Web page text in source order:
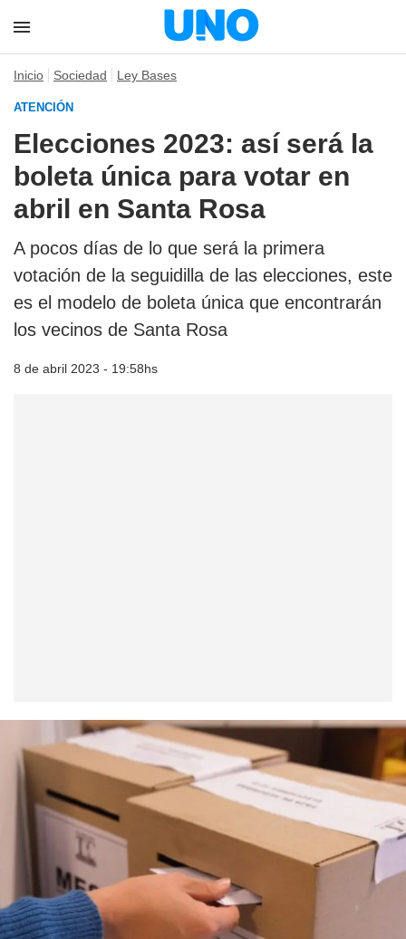
Inicio Sociedad Ley Bases
ATENCIÓN
Elecciones 2023: así será la
boleta única para votar en
abril en Santa Rosa
A pocos días de lo que será la primera
votación de la seguidilla de las elecciones, este
es el modelo de boleta única que encontrarán
los vecinos de Santa Rosa
8 de abril 2023 - 19:58hs